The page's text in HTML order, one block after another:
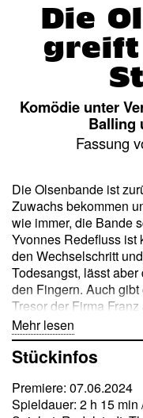
Die
greift
Komödie unter
Balling
Fassung
Die Olsenbande ist
Zuwachs bekommen
wie immer, die Bande
Yvonnes Redefluss ist
den Wechselschritt
Todesangst, lässt
den Fingern. Auch
Tresor der Firma
Ort, den die Bande nur
muss, muss sein!
Jammern. Es geht
Spiel. Egon und sein
der Unterwelt und
Mehr lesen
Stückinfos
Premiere: 07.06.2024
Spieldauer: 2 h 15 min